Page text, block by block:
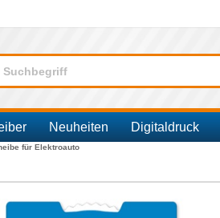
Neuheiten Digitaldruck
für Elektroauto